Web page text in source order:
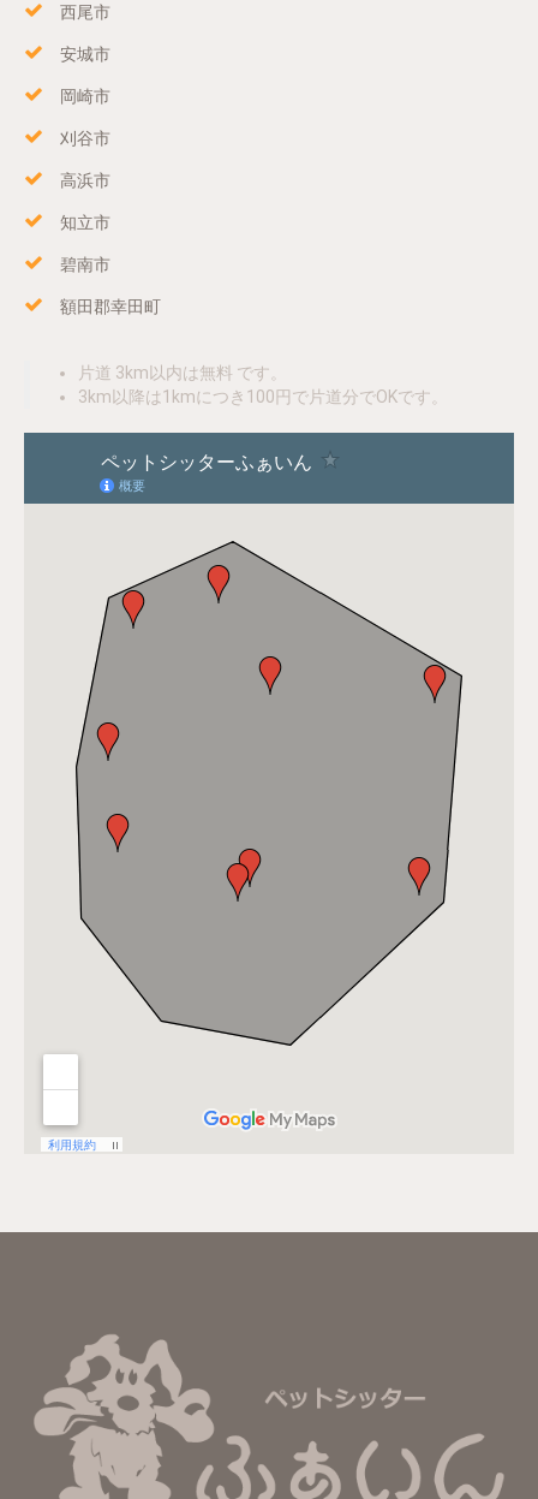
西尾市
安城市
岡崎市
刈谷市
高浜市
知立市
碧南市
額田郡幸田町
片道 3km以内は無料 です。
3km以降は1kmにつき100円で片道分でOKです。